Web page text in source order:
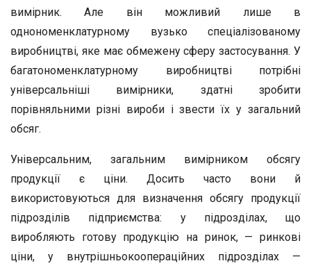
вимірник. Але він можливий лише в
однономенклатурному вузько спеціалізованому
виробництві, яке має обмежену сферу застосування. У
багатономенклатурному виробництві потрібні
універсальніші вимірники, здатні зробити
порівняльними різні вироби і звести їх у загальний
обсяг.
Універсальним, загальним вимірником обсягу
продукції є ціни. Досить часто вони й
використовуються для визначення обсягу продукції
підрозділів підприємства: у підрозділах, що
виробляють готову продукцію на ринок, — ринкові
ціни, у внутрішньокоопераційних підрозділах —